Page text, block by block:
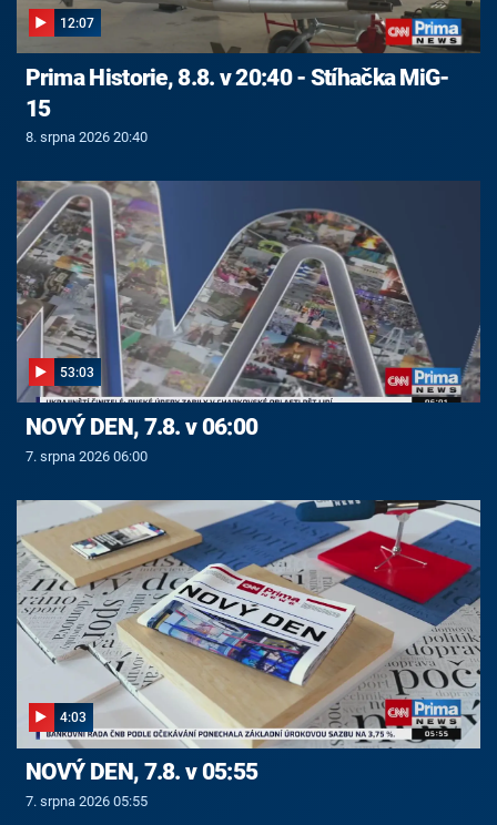
12:07
Prima Historie, 8.8. v 20:40 - Stíhačka MiG-
15
8. srpna 2026 20:40
53:03
NOVÝ DEN, 7.8. v 06:00
7. srpna 2026 06:00
4:03
NOVÝ DEN, 7.8. v 05:55
7. srpna 2026 05:55